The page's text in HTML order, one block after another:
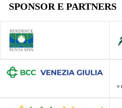
SPONSOR E PARTNERS